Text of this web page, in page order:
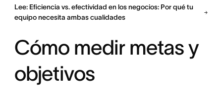
Lee: Eficiencia vs. efectividad en los negocios: Por qué tu
equipo necesita ambas cualidades
Cómo medir metas y
objetivos